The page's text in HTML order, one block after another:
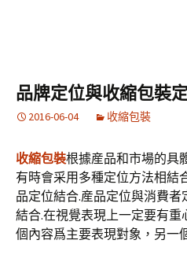
品牌定位與收縮包裝
2016-06-04 收縮包裝
收縮包裝根據産品和市場的具
有時會采用多種定位方法相結
品定位結合.産品定位與消費
結合.在視覺表現上一定要有
個內容爲主要表現對象，另一